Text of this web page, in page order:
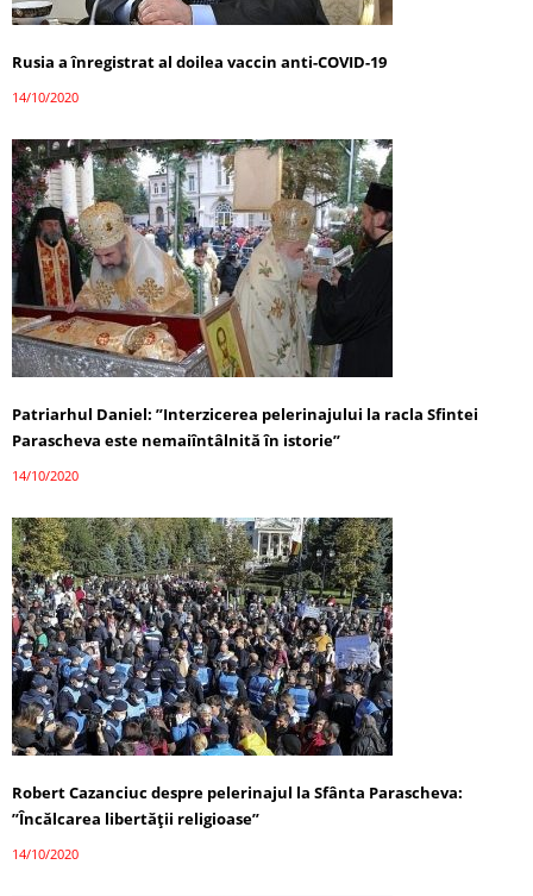
Rusia a înregistrat al doilea vaccin anti-COVID-19
14/10/2020
Patriarhul Daniel: ”Interzicerea pelerinajului la racla Sfintei
Parascheva este nemaiîntâlnită în istorie”
14/10/2020
Robert Cazanciuc despre pelerinajul la Sfânta Parascheva:
”Încălcarea libertății religioase”
14/10/2020